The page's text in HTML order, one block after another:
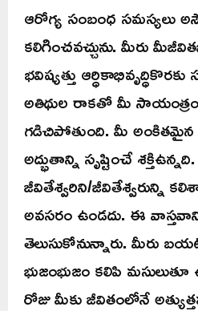
ఆరోగ్య సంబంధ సమస్యలు
కలిగించవచ్చును. మీరు
భవిష్యత్తు
అతిథుల రాకతో మీ
గడిచిపోతుంది. మీ అంకితమైన
అద్భుతాన్ని సృష్టించే
జీవితేశ్వరిని/జీవితేశ్వరున్ని
అవసరం ఉండదు. ఈ
తెలుసుకోనున్నారు. మీరు
భుజంభుజం కలిపి
రోజు మీకు జీవితంలోనే